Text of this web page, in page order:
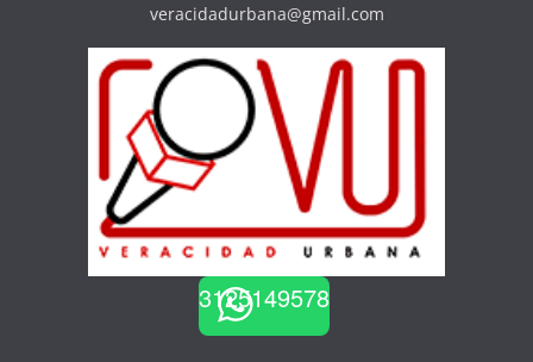
veracidadurbana@gmail.com
3125149578